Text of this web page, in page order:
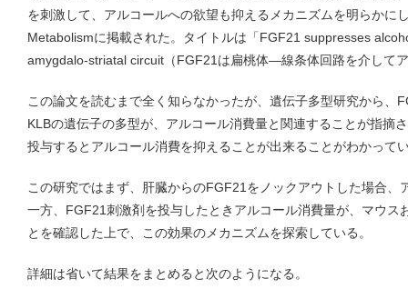
を刺激して、アルコールへの欲望も抑えるメカニズムを明らかに
Metabolismに掲載された。タイトルは「FGF21 suppresses
amygdalo-striatal circuit（FGF21は扁桃体―線条体回路を介して
この論文を読むまで全く知らなかったが、遺伝子多型研究から、
KLBの遺伝子の多型が、アルコール消費量と関連することが指摘
投与するとアルコール消費を抑えることが出来ることがわかって
この研究ではまず、肝臓からのFGF21をノックアウトした場合、
一方、FGF21刺激剤を投与したときアルコール消費量が、マウス
とを確認した上で、この効果のメカニズムを探索している。
詳細は省いて結果をまとめると次のようになる。